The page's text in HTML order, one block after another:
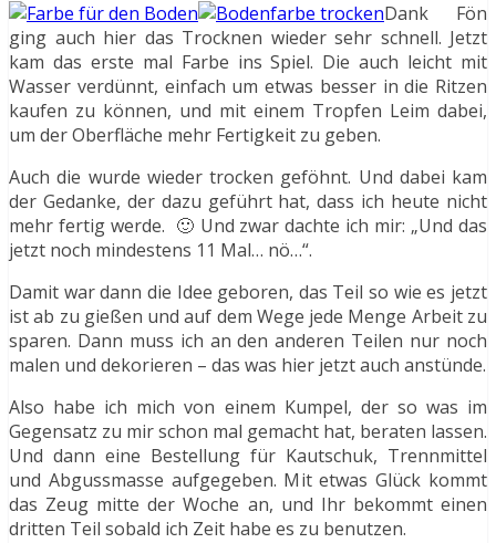
Dank Fön
ging auch hier das Trocknen wieder sehr schnell. Jetzt
kam das erste mal Farbe ins Spiel. Die auch leicht mit
Wasser verdünnt, einfach um etwas besser in die Ritzen
kaufen zu können, und mit einem Tropfen Leim dabei,
um der Oberfläche mehr Fertigkeit zu geben.
Auch die wurde wieder trocken geföhnt. Und dabei kam
der Gedanke, der dazu geführt hat, dass ich heute nicht
mehr fertig werde. 🙂 Und zwar dachte ich mir: „Und das
jetzt noch mindestens 11 Mal… nö…“.
Damit war dann die Idee geboren, das Teil so wie es jetzt
ist ab zu gießen und auf dem Wege jede Menge Arbeit zu
sparen. Dann muss ich an den anderen Teilen nur noch
malen und dekorieren – das was hier jetzt auch anstünde.
Also habe ich mich von einem Kumpel, der so was im
Gegensatz zu mir schon mal gemacht hat, beraten lassen.
Und dann eine Bestellung für Kautschuk, Trennmittel
und Abgussmasse aufgegeben. Mit etwas Glück kommt
das Zeug mitte der Woche an, und Ihr bekommt einen
dritten Teil sobald ich Zeit habe es zu benutzen.